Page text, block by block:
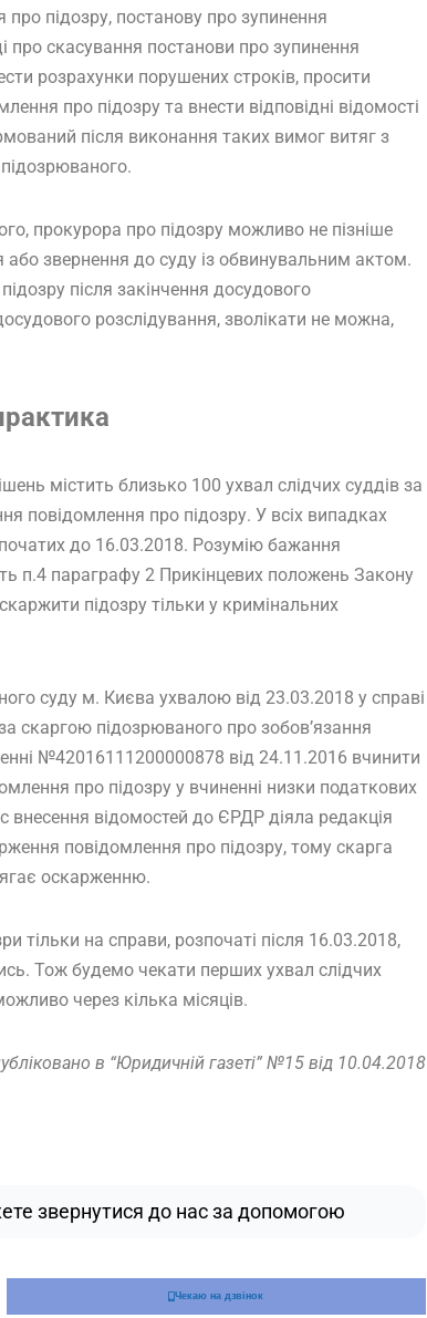
підозру, постанову про зупинення
про скасування постанови про зупинення
розрахунки порушених строків, просити
про підозру та внести відповідні відомості
після виконання таких вимог витяг з
прокурора про підозру можливо не пізніше
звернення до суду із обвинувальним актом.
після закінчення досудового
розслідування, зволікати не можна,
містить близько 100 ухвал слідчих суддів за
повідомлення про підозру. У всіх випадках
до 16.03.2018. Розумію бажання
п.4 параграфу 2 Прикінцевих положень Закону
підозру тільки у кримінальних
суду м. Києва ухвалою від 23.03.2018 у справі
скаргою підозрюваного про зобов’язання
№42016111200000878 від 24.11.2016 вчинити
про підозру у вчиненні низки податкових
відомостей до ЄРДР діяла редакція
повідомлення про підозру, тому скарга
оскарженню.
тільки на справи, розпочаті після 16.03.2018,
Тож будемо чекати перших ухвал слідчих
через кілька місяців.
в “Юридичній газеті” №15 від 10.04.2018
звернутися до нас за допомогою
Чекаю на дзвінок